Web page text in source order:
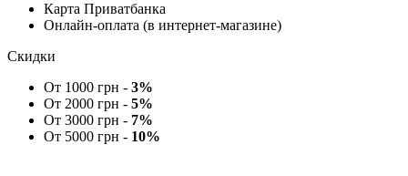
Карта Приватбанка
Онлайн-оплата (в интернет-магазине)
Скидки
От 1000 грн - 3%
От 2000 грн - 5%
От 3000 грн - 7%
От 5000 грн - 10%